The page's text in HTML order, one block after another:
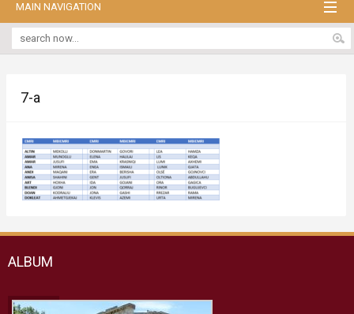
MAIN NAVIGATION
7-a
ALBUM